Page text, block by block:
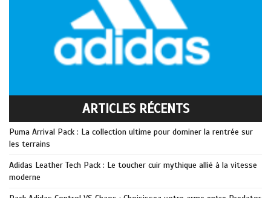
ARTICLES RÉCENTS
Puma Arrival Pack : La collection ultime pour dominer la rentrée sur
les terrains
Adidas Leather Tech Pack : Le toucher cuir mythique allié à la vitesse
moderne